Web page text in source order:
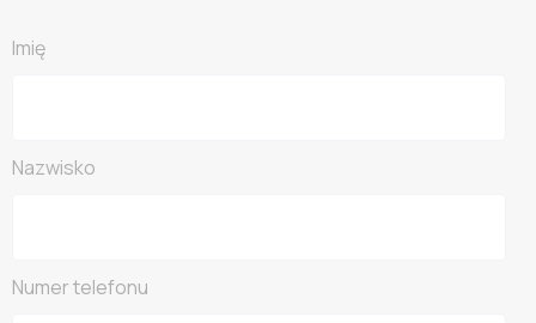
Imię
Nazwisko
Numer telefonu